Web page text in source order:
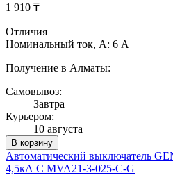
1 910 ₸
Отличия
Номинальный ток, А: 6 А
Получение в Алматы:
Самовывоз:
Завтра
Курьером:
10 августа
В корзину
Автоматический выключатель
4,5кА C MVA21-3-025-C-G